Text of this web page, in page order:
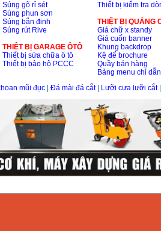
Súng gõ rỉ sét
Súng phun sơn
Súng bắn đinh
Súng rút Rive
THIÊT BỊ GARAGE ÔTÔ
Thiết bị sửa chữa ô tô
Thiết bị bảo hộ PCCC
Thiết bị kiểm tra
THIỆT BỊ QUẢNG
Giá chữ x standy
Giá cuốn banner
Khung backdrop
Kệ để brochure
Quầy bán hàng
Bảng menu chỉ dẫn
mũi đục Đá mài đá cắt| Lưỡi cưa lưỡi cắt